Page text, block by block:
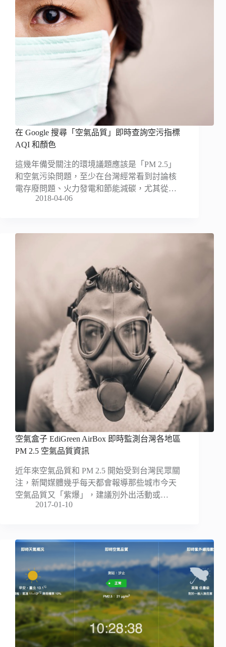
在 Google 搜尋「空氣品質」即時查詢空污指標
AQI 和顏色
這幾年備受關注的環境議題應該是「PM 2.5」
和空氣污染問題，至少在台灣經常看到討論核
電存廢問題、火力發電和節能減碳，尤其從…
2018-04-06
空氣盒子 EdiGreen AirBox 即時監測台灣各地區
PM 2.5 空氣品質資訊
近年來空氣品質和 PM 2.5 開始受到台灣民眾關
注，新聞媒體幾乎每天都會報導那些城市今天
空氣品質又「紫爆」，建議別外出活動或…
2017-01-10